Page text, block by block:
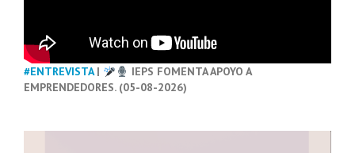
#ENTREVISTA|
IEPS FOMENTA APOYO A
EMPRENDEDORES. (05-08-2026)